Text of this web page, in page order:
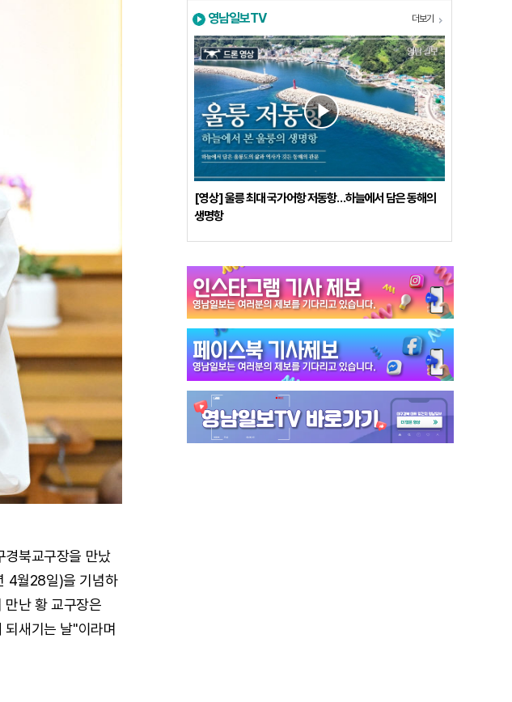
경북교구장을 만났
4월28일)을 기념하
만난 황 교구장은
새기는 날"이라며
영남일보TV 더보기
[영상] 울릉 최대 국가어항 저동항…하늘에서 담은 동해의
생명항